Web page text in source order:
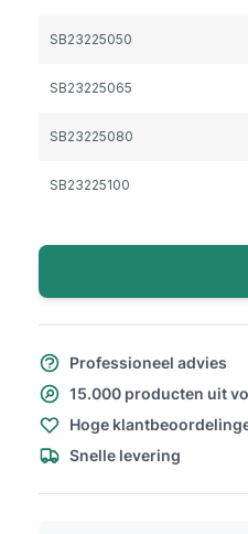
SB23225050
SB23225065
SB23225080
SB23225100
Professioneel advies
15.000 producten uit
Hoge
Snelle levering